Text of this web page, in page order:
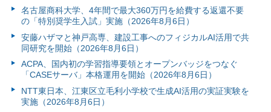
名古屋商科大学、4年間で最大360万円を給費する返還不要
の「特別奨学生入試」実施（2026年8月6日）
安藤ハザマと神戸高専、建設工事へのフィジカルAI活用で共
同研究を開始（2026年8月6日）
ACPA、国内初の学習指導要領とオープンバッジをつなぐ
「CASEサーバ」本格運用を開始（2026年8月6日）
NTT東日本、江東区立毛利小学校で生成AI活用の実証実験を
実施（2026年8月6日）